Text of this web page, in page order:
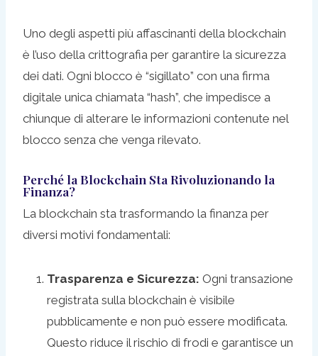
Uno degli aspetti più affascinanti della blockchain
è l’uso della crittografia per garantire la sicurezza
dei dati. Ogni blocco è “sigillato” con una firma
digitale unica chiamata “hash”, che impedisce a
chiunque di alterare le informazioni contenute nel
blocco senza che venga rilevato.
Perché la Blockchain Sta Rivoluzionando la
Finanza?
La blockchain sta trasformando la finanza per
diversi motivi fondamentali:
Trasparenza e Sicurezza: Ogni transazione
registrata sulla blockchain è visibile
pubblicamente e non può essere modificata.
Questo riduce il rischio di frodi e garantisce un